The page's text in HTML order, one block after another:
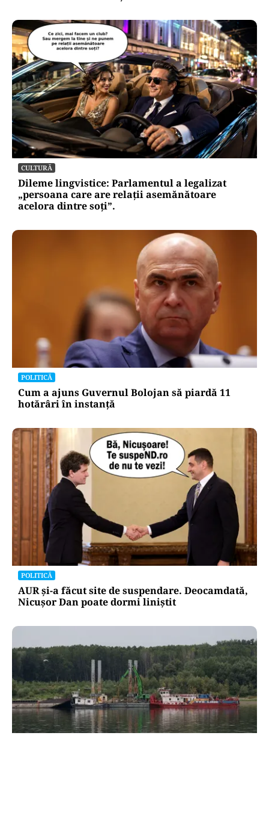
CULTURĂ
Dileme lingvistice: Parlamentul a legalizat
„persoana care are relații asemănătoare
acelora dintre soți”.
POLITICĂ
Cum a ajuns Guvernul Bolojan să piardă 11
hotărâri în instanță
POLITICĂ
AUR și-a făcut site de suspendare. Deocamdată,
Nicușor Dan poate dormi liniștit